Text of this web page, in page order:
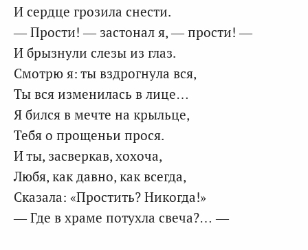
И сердце грозила снести.
— Прости! — застонал я, — прости! —
И брызнули слезы из глаз.
Смотрю я: ты вздрогнула вся,
Ты вся изменилась в лице…
Я бился в мечте на крыльце,
Тебя о прощеньи прося.
И ты, засверкав, хохоча,
Любя, как давно, как всегда,
Сказала: «Простить? Никогда!»
— Где в храме потухла свеча?… —